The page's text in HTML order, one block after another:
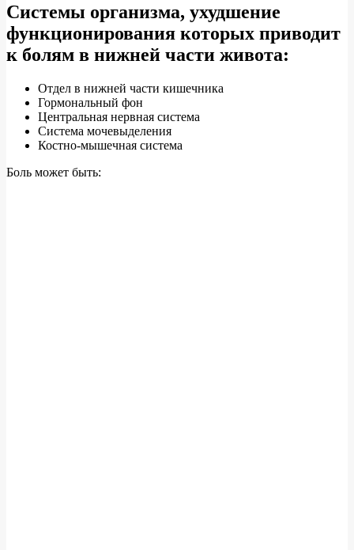
Системы организма, ухудшение
функционирования которых приводит
к болям в нижней части живота:
Отдел в нижней части кишечника
Гормональный фон
Центральная нервная система
Система мочевыделения
Костно-мышечная система
Боль может быть: